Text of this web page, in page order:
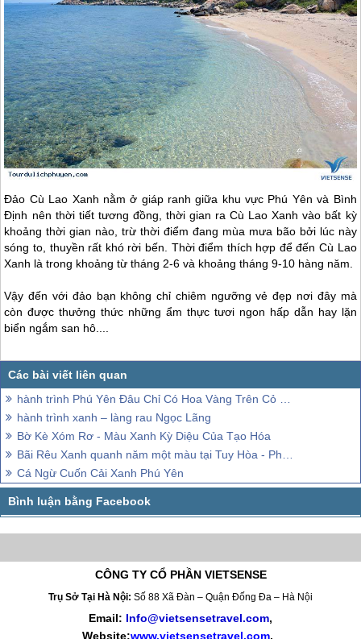
Đảo Cù Lao Xanh nằm ở giáp ranh giữa khu vực Phú Yên và Bình
Định nên thời tiết tương đồng, thời gian ra Cù Lao Xanh vào bất kỳ
khoảng thời gian nào, trừ thời điểm đang mùa mưa bão bởi lúc này
sóng to, thuyền rất khó rời bến. Thời điểm thích hợp để đến Cù Lao
Xanh là trong khoảng từ tháng 2-6 và khoảng tháng 9-10 hàng năm.
Vậy đến với đảo bạn không chỉ chiêm ngưỡng vẻ đẹp nơi đây mà
còn được thưởng thức những ẩm thực tươi ngon hấp dẫn hay lặn
biển ngắm san hô....
hành trình Phú Yên Đâu Chỉ Có Hoa Vàng Trên Cỏ Xanh
hành trình xanh – làng rau Ngọc Lãng
Bờ Kè Xóm Rơ - Màu Xanh Kỳ Diệu Của Tạo Hóa
Bãi Rêu Xanh quanh năm một màu tại Tuy Hòa - Phú Yên
Cá Ngừ Cuốn Cải Xanh Phú Yên
CÔNG TY CỔ PHẦN VIETSENSE
Trụ Sở Tại Hà Nội: Số 88 Xã Đàn – Quận Đống Đa – Hà Nội
Email: Info@vietsensetravel.com,
Website:www.vietsensetravel.com,